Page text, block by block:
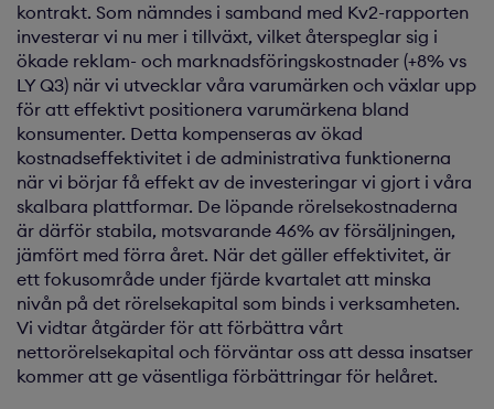
kontrakt. Som nämndes i samband med Kv2-rapporten
investerar vi nu mer i tillväxt, vilket återspeglar sig i
ökade reklam- och marknadsföringskostnader (+8% vs
LY Q3) när vi utvecklar våra varumärken och växlar upp
för att effektivt positionera varumärkena bland
konsumenter. Detta kompenseras av ökad
kostnadseffektivitet i de administrativa funktionerna
när vi börjar få effekt av de investeringar vi gjort i våra
skalbara plattformar. De löpande rörelsekostnaderna
är därför stabila, motsvarande 46% av försäljningen,
jämfört med förra året. När det gäller effektivitet, är
ett fokusområde under fjärde kvartalet att minska
nivån på det rörelsekapital som binds i verksamheten.
Vi vidtar åtgärder för att förbättra vårt
nettorörelsekapital och förväntar oss att dessa insatser
kommer att ge väsentliga förbättringar för helåret.